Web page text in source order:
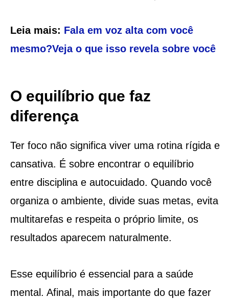
Leia mais: Fala em voz alta com você
mesmo?Veja o que isso revela sobre você
O equilíbrio que faz
diferença
Ter foco não significa viver uma rotina rígida e
cansativa. É sobre encontrar o equilíbrio
entre disciplina e autocuidado. Quando você
organiza o ambiente, divide suas metas, evita
multitarefas e respeita o próprio limite, os
resultados aparecem naturalmente.
Esse equilíbrio é essencial para a saúde
mental. Afinal, mais importante do que fazer